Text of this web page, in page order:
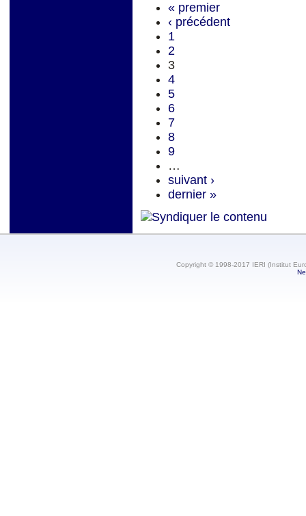
« premier
‹ précédent
1
2
3
4
5
6
7
8
9
…
suivant ›
dernier »
Copyright © 1998-2017 IERI (Institut